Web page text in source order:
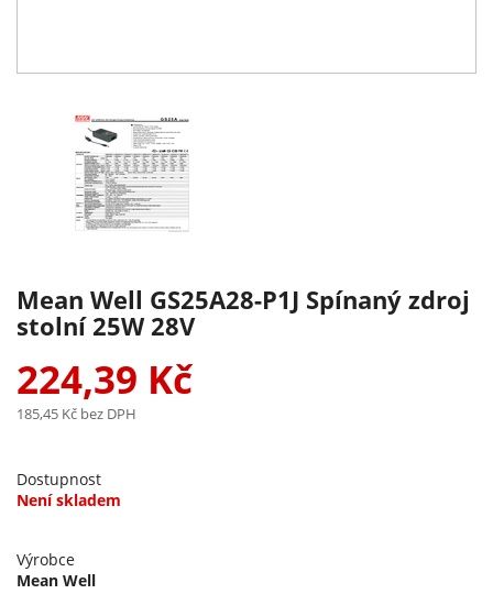
Mean Well GS25A28-P1J Spínaný zdroj
stolní 25W 28V
224,39 Kč
185,45 Kč bez DPH
Dostupnost
Není skladem
Výrobce
Mean Well